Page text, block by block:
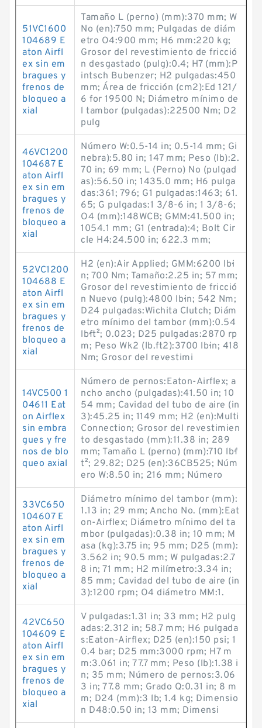
51VC1600
104689 E
aton Airfl
ex sin em
bragues y
frenos de
bloqueo a
xial
Tamaño L (perno) (mm):370 mm; W
No (en):750 mm; Pulgadas de diám
etro O4:900 mm; H6 mm:220 kg;
Grosor del revestimiento de fricció
n desgastado (pulg):0.4; H7 (mm):P
intsch Bubenzer; H2 pulgadas:450
mm; Área de fricción (cm2):Ed 121/
6 for 19500 N; Diámetro mínimo de
l tambor (pulgadas):22500 Nm; D2
pulg
46VC1200
104687 E
aton Airfl
ex sin em
bragues y
frenos de
bloqueo a
xial
Número W:0.5-14 in; 0.5-14 mm; Gi
nebra):5.80 in; 147 mm; Peso (lb):2.
70 in; 69 mm; L (Perno) No (pulgad
as):56.50 in; 1435.0 mm; H6 pulga
das:361; 796; G1 pulgadas:1463; 61.
65; G pulgadas:1 3/8-6 in; 1 3/8-6;
O4 (mm):148WCB; GMM:41.500 in;
1054.1 mm; G1 (entrada):4; Bolt Cir
cle H4:24.500 in; 622.3 mm;
52VC1200
104688 E
aton Airfl
ex sin em
bragues y
frenos de
bloqueo a
xial
H2 (en):Air Applied; GMM:6200 lb·i
n; 700 Nm; Tamaño:2.25 in; 57 mm;
Grosor del revestimiento de fricció
n Nuevo (pulg):4800 lb·in; 542 Nm;
D24 pulgadas:Wichita Clutch; Diám
etro mínimo del tambor (mm):0.54
lb·ft²; 0.023; D25 pulgadas:2870 rp
m; Peso Wk2 (lb.ft2):3700 lb·in; 418
Nm; Grosor del revestimi
14VC500 1
04611 Eat
on Airflex
sin embra
gues y fre
nos de blo
queo axial
Número de pernos:Eaton-Airflex; a
ncho ancho (pulgadas):41.50 in; 10
54 mm; Cavidad del tubo de aire (in
3):45.25 in; 1149 mm; H2 (en):Multi
Connection; Grosor del revestimien
to desgastado (mm):11.38 in; 289
mm; Tamaño L (perno) (mm):710 lb·f
t²; 29.82; D25 (en):36CB525; Núm
ero W:8.50 in; 216 mm; Número
33VC650
104607 E
aton Airfl
ex sin em
bragues y
frenos de
bloqueo a
xial
Diámetro mínimo del tambor (mm):
1.13 in; 29 mm; Ancho No. (mm):Eat
on-Airflex; Diámetro mínimo del ta
mbor (pulgadas):0.38 in; 10 mm; M
asa (kg):3.75 in; 95 mm; D25 (mm):
3.562 in; 90.5 mm; W pulgadas:2.7
8 in; 71 mm; H2 milímetro:3.34 in;
85 mm; Cavidad del tubo de aire (in
3):1200 rpm; O4 diámetro MM:1.
42VC650
104609 E
aton Airfl
ex sin em
bragues y
frenos de
bloqueo a
xial
V pulgadas:1.31 in; 33 mm; H2 pulg
adas:2.312 in; 58.7 mm; H6 pulgada
s:Eaton-Airflex; D25 (en):150 psi; 1
0.4 bar; D25 mm:3000 rpm; H7 m
m:3.061 in; 77.7 mm; Peso (lb):1.38 i
n; 35 mm; Número de pernos:3.06
3 in; 77.8 mm; Grado Q:0.31 in; 8 m
m; D24 (mm):3 lb; 1.4 kg; Dimensio
n D48:0.50 in; 13 mm; Dimensi